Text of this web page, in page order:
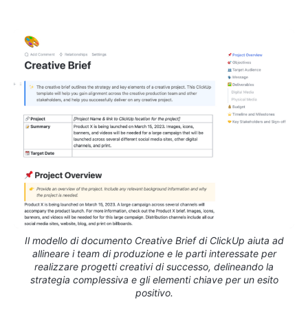
Il modello di documento Creative Brief di ClickUp aiuta ad
allineare i team di produzione e le parti interessate per
realizzare progetti creativi di successo, delineando la
strategia complessiva e gli elementi chiave per un esito
positivo.